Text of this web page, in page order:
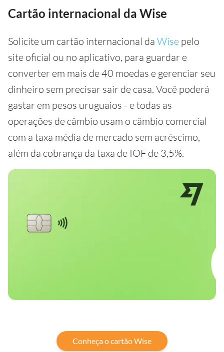
Cartão internacional da Wise
Solicite um cartão internacional da Wise pelo
site oficial ou no aplicativo, para guardar e
converter em mais de 40 moedas e gerenciar seu
dinheiro sem precisar sair de casa. Você poderá
gastar em pesos uruguaios - e todas as
operações de câmbio usam o câmbio comercial
com a taxa média de mercado sem acréscimo,
além da cobrança da taxa de IOF de 3,5%.
Conheça o cartão Wise